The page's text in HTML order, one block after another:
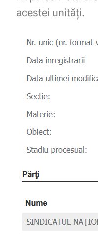
acestei unități.